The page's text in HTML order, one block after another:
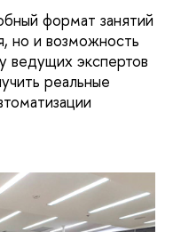
формат занятий
но и возможность
ведущих экспертов
реальные